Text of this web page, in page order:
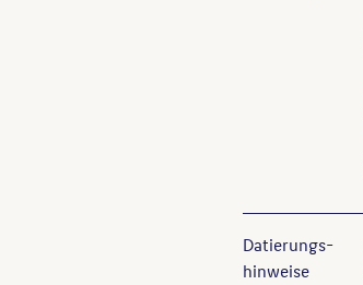
Datierungs­
hinweise